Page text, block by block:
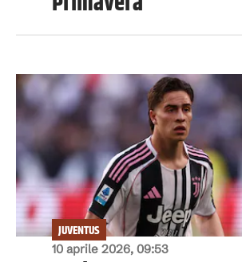
10 aprile 2026, 09:53
JUVENTUS